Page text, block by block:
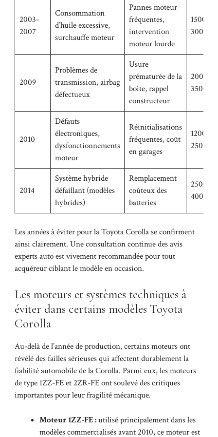
2003-
2007
Consommation
d’huile excessive,
surchauffe moteur
Pannes moteur
fréquentes,
intervention
moteur lourde
1500 –
3000
2009
Problèmes de
transmission, airbag
défectueux
Usure
prématurée de la
boîte, rappel
constructeur
2000 –
3500
2010
Défauts
électroniques,
dysfonctionnements
moteur
Réinitialisations
fréquentes, coût
en garages
1200 –
2500
2014
Système hybride
défaillant (modèles
hybrides)
Remplacement
coûteux des
batteries
2500 –
4000
Les années à éviter pour la Toyota Corolla se confirment
ainsi clairement. Une consultation continue desavis
experts autoest vivement recommandée pour tout
acquéreur ciblant le modèle en occasion.
Les moteurs et systèmes techniques à
éviter dans certains modèles Toyota
Corolla
Au-delà de l’année de production, certains moteurs ont
révélé des failles sérieuses qui affectent durablement la
fiabilité automobile de la Corolla. Parmi eux, les moteurs
de type 1ZZ-FE et 2ZR-FE ont soulevé des critiques
importantes pour leur fragilité mécanique.
Moteur 1ZZ-FE :utilisé principalement dans les
modèles commercialisés avant 2010, ce moteur est